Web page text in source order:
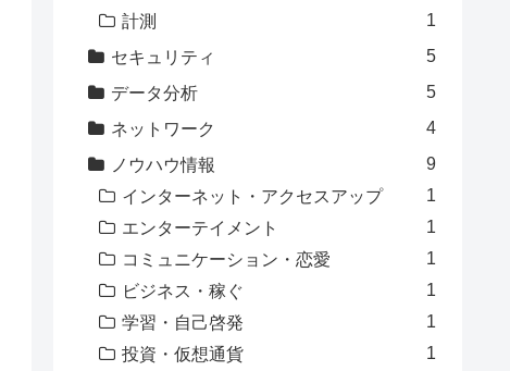
計測
1
セキュリティ
5
データ分析
5
ネットワーク
4
ノウハウ情報
9
インターネット・アクセスアップ
1
エンターテイメント
1
コミュニケーション・恋愛
1
ビジネス・稼ぐ
1
学習・自己啓発
1
投資・仮想通貨
1